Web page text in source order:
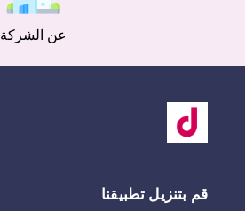
عن الشركة
قم بتنزيل تطبيقنا